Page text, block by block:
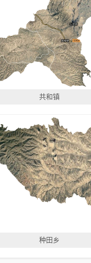
共和镇
种田乡